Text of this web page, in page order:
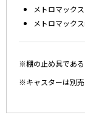
メトロマック
メトロマックスi
※棚の止め具であ
※キャスターは別